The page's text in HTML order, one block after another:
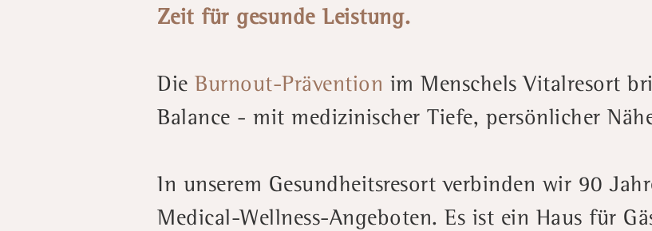
Zeit für gesunde Leistung.
Die Burnout-Prävention im Menschels Vitalresort
Balance - mit medizinischer Tiefe, persönlicher
In unserem Gesundheitsresort verbinden wir 90
Medical-Wellness-Angeboten. Es ist ein Haus für